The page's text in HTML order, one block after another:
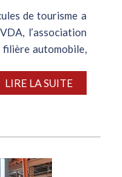
de tourisme a
l’association
filière automobile,
LIRE LA SUITE